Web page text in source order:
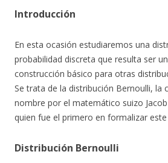
Introducción
En esta ocasión estudiaremos una
probabilidad discreta que resulta ser
construcción básico para otras
Se trata de la distribución Bernoulli, la
nombre por el matemático suizo
quien fue el primero en formalizar
Distribución Bernoulli